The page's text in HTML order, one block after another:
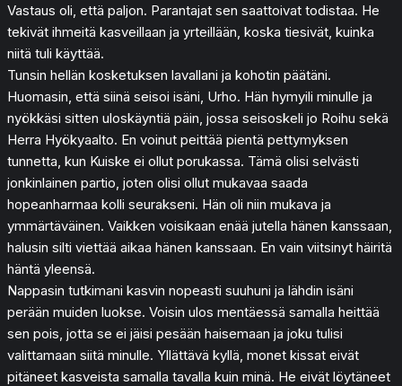
Vastaus oli, että paljon. Parantajat sen saattoivat todistaa. He
tekivät ihmeitä kasveillaan ja yrteillään, koska tiesivät, kuinka
niitä tuli käyttää.
Tunsin hellän kosketuksen lavallani ja kohotin päätäni.
Huomasin, että siinä seisoi isäni, Urho. Hän hymyili minulle ja
nyökkäsi sitten uloskäyntiä päin, jossa seisoskeli jo Roihu sekä
Herra Hyökyaalto. En voinut peittää pientä pettymyksen
tunnetta, kun Kuiske ei ollut porukassa. Tämä olisi selvästi
jonkinlainen partio, joten olisi ollut mukavaa saada
hopeanharmaa kolli seurakseni. Hän oli niin mukava ja
ymmärtäväinen. Vaikken voisikaan enää jutella hänen kanssaan,
halusin silti viettää aikaa hänen kanssaan. En vain viitsinyt häiritä
häntä yleensä.
Nappasin tutkimani kasvin nopeasti suuhuni ja lähdin isäni
perään muiden luokse. Voisin ulos mentäessä samalla heittää
sen pois, jotta se ei jäisi pesään haisemaan ja joku tulisi
valittamaan siitä minulle. Yllättävä kyllä, monet kissat eivät
pitäneet kasveista samalla tavalla kuin minä. He eivät löytäneet